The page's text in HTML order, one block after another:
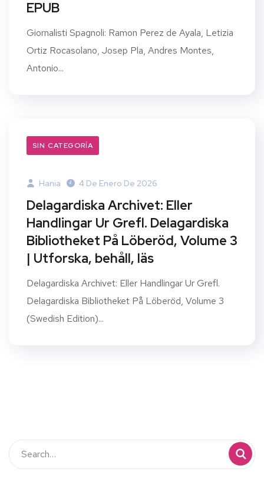
EPUB
Giornalisti Spagnoli: Ramon Perez de Ayala, Letizia
Ortiz Rocasolano, Josep Pla, Andres Montes,
Antonio...
SIN CATEGORÍA
Hania 4 De Enero De 2026
Delagardiska Archivet: Eller
Handlingar Ur Grefl. Delagardiska
Bibliotheket På Löberöd, Volume 3
| Utforska, behåll, läs
Delagardiska Archivet: Eller Handlingar Ur Grefl.
Delagardiska Bibliotheket På Löberöd, Volume 3
(Swedish Edition)...